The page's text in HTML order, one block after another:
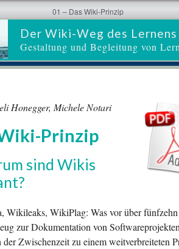
Der Wiki-Weg des Lernens
Gestaltung und Begleitung von
01 – Das Wiki-Prinzip
Honegger, Michele Notari
Prinzip
sind Wikis
Wikileaks, WikiPlag: Was vor über fünfzehn
zur Dokumentation von
der Zwischenzeit zu einem weitverbreiteten